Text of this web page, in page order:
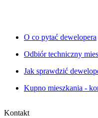
O co pytać dewelopera
Odbiór techniczny
Jak sprawdzić
Kupno mieszkania -
Kontakt